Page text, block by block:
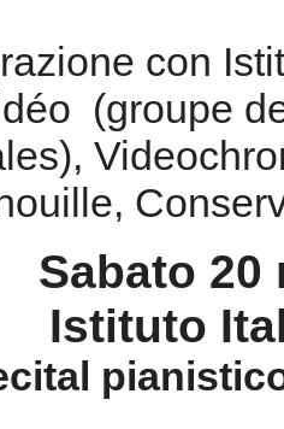
Sabato 20
Istituto
Le
del